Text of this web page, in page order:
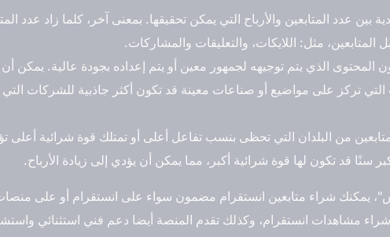
بين عدد المتابعين والأرباح التي يمكن تحقيقها. بمعنى آخر، كلما زاد عدد
المتابعين، مثل: اللايكات، والتعليقات والمشاركات.
الذي يتم توجيهه لجمهور معين أو يتم إعداده بجودة عالية. يمكن أن
تركز على مواضيع أو صناعات معينة قد تكون أكثر جاذبية للشركات التي
من البلدان التي تحظى بنسب تفاعل أعلى أو تمتلك قوة شرائية أعلى
سنًا قد تكون لها قوة شرائية أكبر، مما يمكن أن يؤدي إلى زيادة الأرباح.
شراء متابعين انستقرام مضمون سواء على انستقرام أو على منصات
انستقرام، وكذلك تقدم المنصة أيضا دعم فني استثنائي